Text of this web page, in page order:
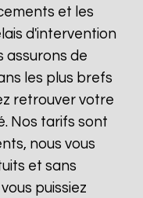
et les
d'intervention
assurons de
les plus brefs
retrouver votre
Nos tarifs sont
nous vous
et sans
puissiez